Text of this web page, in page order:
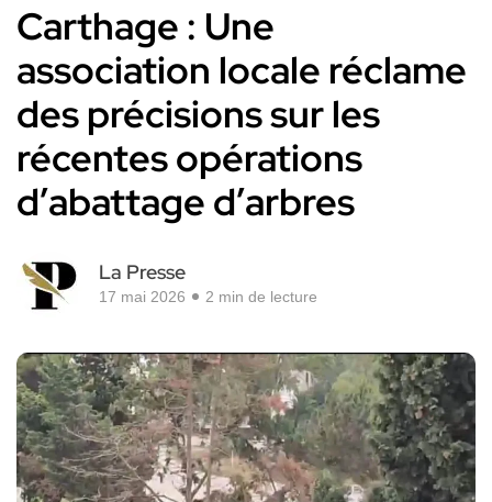
Carthage : Une
association locale réclame
des précisions sur les
récentes opérations
d’abattage d’arbres
La Presse
17 mai 2026 2 min de lecture